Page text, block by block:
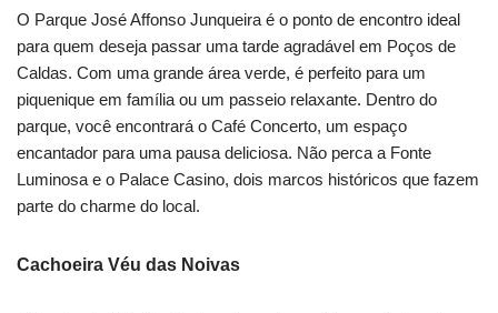
O Parque José Affonso Junqueira é o ponto de encontro ideal
para quem deseja passar uma tarde agradável em Poços de
Caldas. Com uma grande área verde, é perfeito para um
piquenique em família ou um passeio relaxante. Dentro do
parque, você encontrará o Café Concerto, um espaço
encantador para uma pausa deliciosa. Não perca a Fonte
Luminosa e o Palace Casino, dois marcos históricos que fazem
parte do charme do local.
Cachoeira Véu das Noivas